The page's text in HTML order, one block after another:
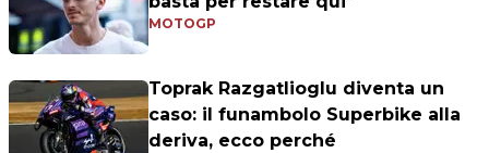
MOTOGP
Toprak Razgatlioglu diventa un
caso: il funambolo Superbike alla
deriva, ecco perché